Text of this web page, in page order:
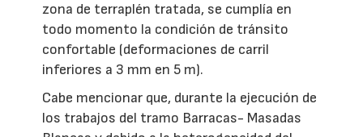
zona de terraplén tratada, se cumplía en
todo momento la condición de tránsito
confortable (deformaciones de carril
inferiores a 3 mm en 5 m).
Cabe mencionar que, durante la ejecución de
los trabajos del tramo Barracas- Masadas